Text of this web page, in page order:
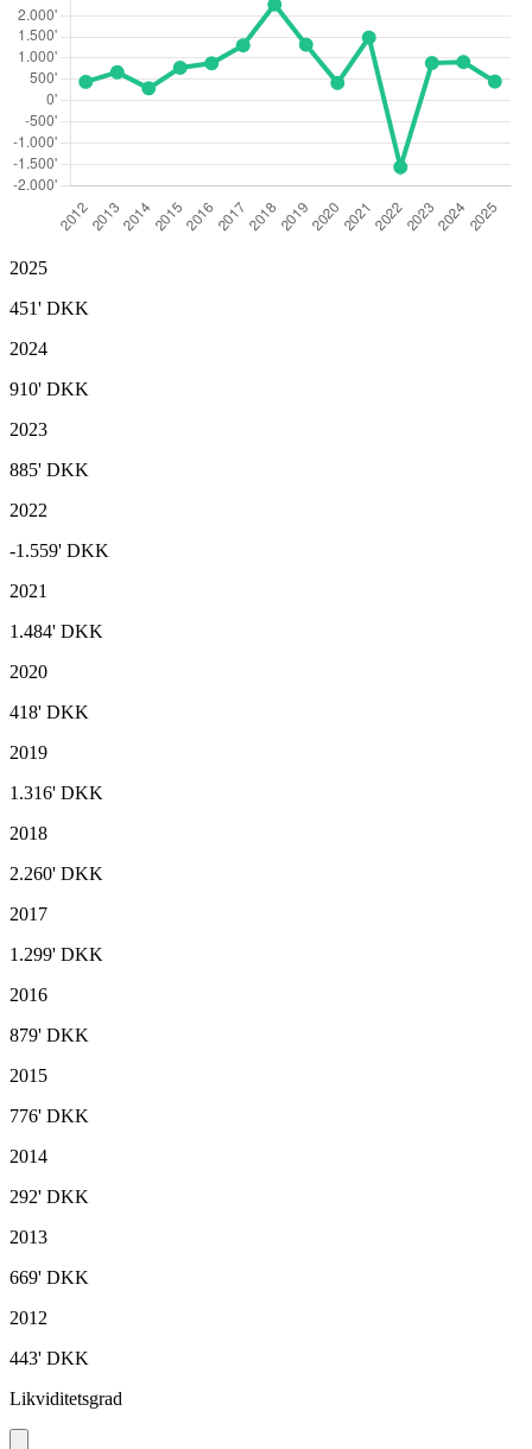
2025
451' DKK
2024
910' DKK
2023
885' DKK
2022
-1.559' DKK
2021
1.484' DKK
2020
418' DKK
2019
1.316' DKK
2018
2.260' DKK
2017
1.299' DKK
2016
879' DKK
2015
776' DKK
2014
292' DKK
2013
669' DKK
2012
443' DKK
Likviditetsgrad